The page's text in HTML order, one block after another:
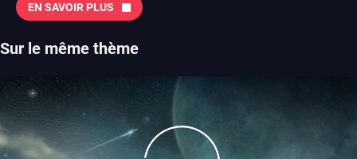
EN SAVOIR PLUS
Sur le même thème